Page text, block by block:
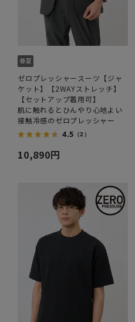
ゼロプレッシャースーツ【ジャ
ケット】【2WAYストレッチ】
【セットアップ着用可】
肌に触れるとひんやり心地よい
接触冷感のゼロプレッシャー
4.5 （2）
10,890円